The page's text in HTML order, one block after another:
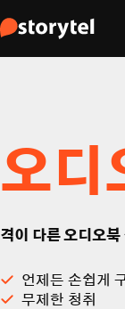
오디
격이 다른 오디오
언제든 손쉽게
무제한 청취